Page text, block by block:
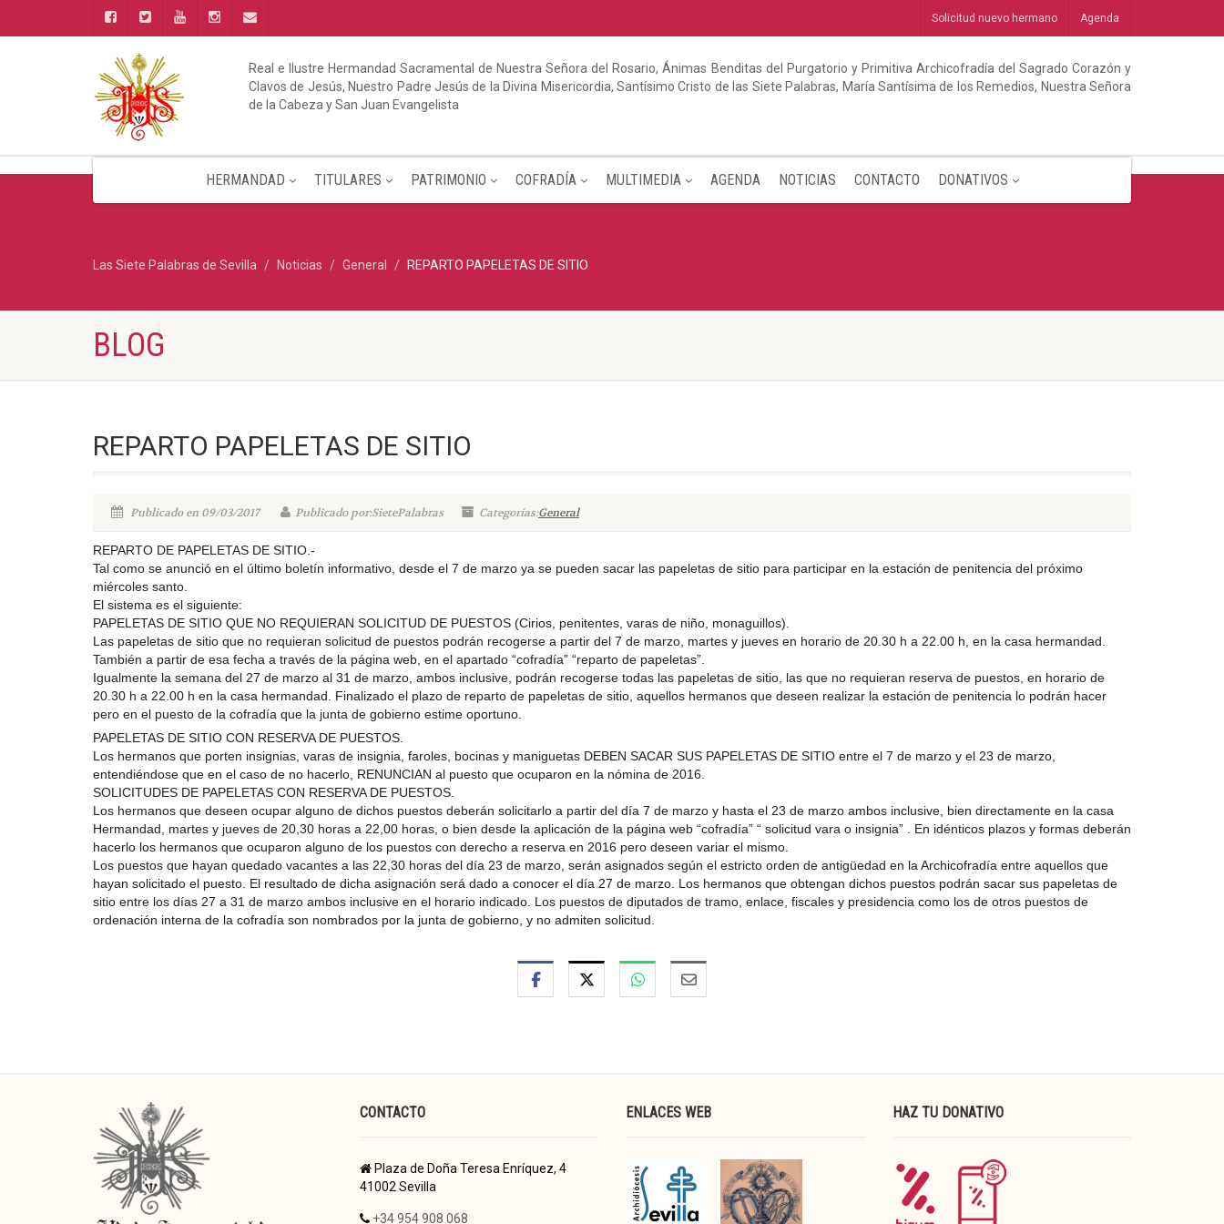
Solicitud nuevo hermano Agenda
Real e Ilustre Hermandad Sacramental de Nuestra Señora del Rosario, Ánimas Benditas del Purgatorio y Primitiva Archicofradía del Sagrado Corazón y
Clavos de Jesús, Nuestro Padre Jesús de la Divina Misericordia, Santísimo Cristo de las Siete Palabras, María Santísima de los Remedios, Nuestra Señora
de la Cabeza y San Juan Evangelista
HERMANDAD TITULARES PATRIMONIO COFRADÍA MULTIMEDIA AGENDA NOTICIAS CONTACTO DONATIVOS
Las Siete Palabras de Sevilla Noticias General REPARTO PAPELETAS DE SITIO
BLOG
REPARTO PAPELETAS DE SITIO
Publicado en 09/03/2017 Publicado por:SietePalabras Categorías:General
REPARTO DE PAPELETAS DE SITIO.-
Tal como se anunció en el último boletín informativo, desde el 7 de marzo ya se pueden sacar las papeletas de sitio para participar en la estación de penitencia del próximo
miércoles santo.
El sistema es el siguiente:
PAPELETAS DE SITIO QUE NO REQUIERAN SOLICITUD DE PUESTOS (Cirios, penitentes, varas de niño, monaguillos).
Las papeletas de sitio que no requieran solicitud de puestos podrán recogerse a partir del 7 de marzo, martes y jueves en horario de 20.30 h a 22.00 h, en la casa hermandad.
También a partir de esa fecha a través de la página web, en el apartado “cofradía” “reparto de papeletas”.
Igualmente la semana del 27 de marzo al 31 de marzo, ambos inclusive, podrán recogerse todas las papeletas de sitio, las que no requieran reserva de puestos, en horario de
20.30 h a 22.00 h en la casa hermandad. Finalizado el plazo de reparto de papeletas de sitio, aquellos hermanos que deseen realizar la estación de penitencia lo podrán hacer
pero en el puesto de la cofradía que la junta de gobierno estime oportuno.
PAPELETAS DE SITIO CON RESERVA DE PUESTOS.
Los hermanos que porten insignias, varas de insignia, faroles, bocinas y maniguetas DEBEN SACAR SUS PAPELETAS DE SITIO entre el 7 de marzo y el 23 de marzo,
entendiéndose que en el caso de no hacerlo, RENUNCIAN al puesto que ocuparon en la nómina de 2016.
SOLICITUDES DE PAPELETAS CON RESERVA DE PUESTOS.
Los hermanos que deseen ocupar alguno de dichos puestos deberán solicitarlo a partir del día 7 de marzo y hasta el 23 de marzo ambos inclusive, bien directamente en la casa
Hermandad, martes y jueves de 20,30 horas a 22,00 horas, o bien desde la aplicación de la página web “cofradía” “ solicitud vara o insignia” . En idénticos plazos y formas deberán
hacerlo los hermanos que ocuparon alguno de los puestos con derecho a reserva en 2016 pero deseen variar el mismo.
Los puestos que hayan quedado vacantes a las 22,30 horas del día 23 de marzo, serán asignados según el estricto orden de antigüedad en la Archicofradía entre aquellos que
hayan solicitado el puesto. El resultado de dicha asignación será dado a conocer el día 27 de marzo. Los hermanos que obtengan dichos puestos podrán sacar sus papeletas de
sitio entre los días 27 a 31 de marzo ambos inclusive en el horario indicado. Los puestos de diputados de tramo, enlace, fiscales y presidencia como los de otros puestos de
ordenación interna de la cofradía son nombrados por la junta de gobierno, y no admiten solicitud.
CONTACTO
Plaza de Doña Teresa Enríquez, 4
41002 Sevilla
+34 954 908 068
ENLACES WEB HAZ TU DONATIVO